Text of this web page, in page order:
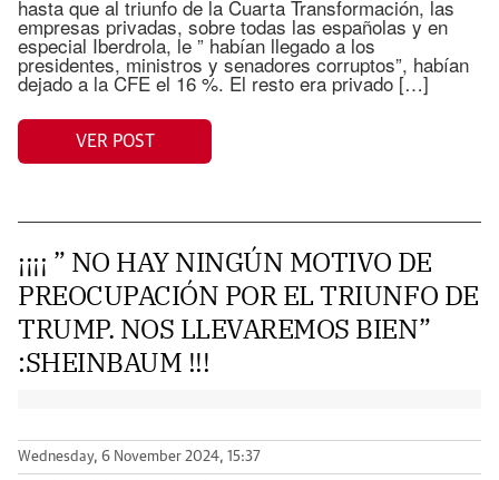
hasta que al triunfo de la Cuarta Transformación, las
empresas privadas, sobre todas las españolas y en
especial Iberdrola, le ” habían llegado a los
presidentes, ministros y senadores corruptos”, habían
dejado a la CFE el 16 %. El resto era privado […]
VER POST
¡¡¡¡ ” NO HAY NINGÚN MOTIVO DE
PREOCUPACIÓN POR EL TRIUNFO DE
TRUMP. NOS LLEVAREMOS BIEN”
:SHEINBAUM !!!
Wednesday, 6 November 2024, 15:37